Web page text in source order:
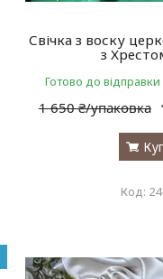
Свічка з воску
з
Готово до відправки
1 650 ₴/упаковка